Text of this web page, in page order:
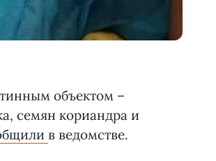
объектом –
семян кориандра и
в ведомстве.